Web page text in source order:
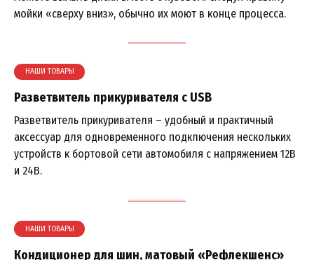
мойки «сверху вниз», обычно их моют в конце процесса.
НАШИ ТОВАРЫ
Разветвитель прикуривателя с USB
Разветвитель прикуривателя – удобный и практичный
аксессуар для одновременного подключения нескольких
устройств к бортовой сети автомобиля с напряжением 12В
и 24В.
НАШИ ТОВАРЫ
Кондиционер для шин, матовый «Рефлекшенс»